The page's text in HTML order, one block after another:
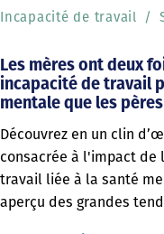
Les mères ont deux
incapacité de travail
mentale que les pères
Incapacité de travail
Découvrez en un clin
consacrée à l'impact
travail liée à la santé
aperçu des grandes